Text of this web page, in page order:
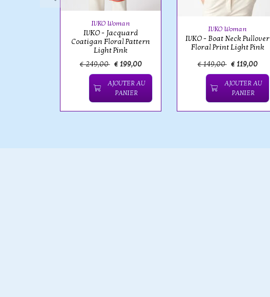
IVKO Woman
IVKO - Jacquard
Coatigan Floral Pattern
Light Pink
€ 249,00 € 199,00
AJOUTER AU
PANIER
IVKO Woman
IVKO - Boat Neck Pullover
Floral Print Light Pink
€ 149,00 € 119,00
AJOUTER AU
PANIER